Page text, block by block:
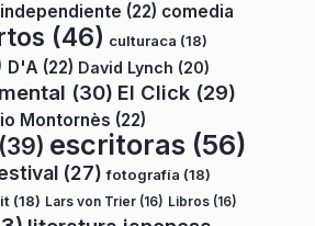
(22) comedia
(46) culturaca (18)
D'A (22) David Lynch (20)
(30) El Click (29)
Montornès (22)
(39) escritoras (56)
(27) fotografía (18)
(18) Lars von Trier (16) Libros (16)